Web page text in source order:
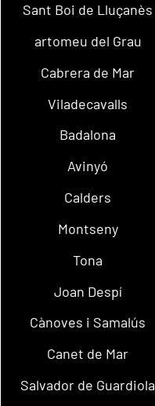
Sant Boi de Lluçanès
artomeu del Grau
Cabrera de Mar
Viladecavalls
Badalona
Avinyó
Calders
Montseny
Tona
Joan Despí
Cànoves i Samalús
Canet de Mar
Salvador de Guardiola